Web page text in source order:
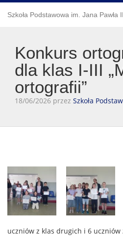
Szkoła Podstawowa im. Jana Pawła
Konkurs
dla klas I-III
ortografii”
18/06/2026 przez Szkoła
uczniów z klas drugich i 6